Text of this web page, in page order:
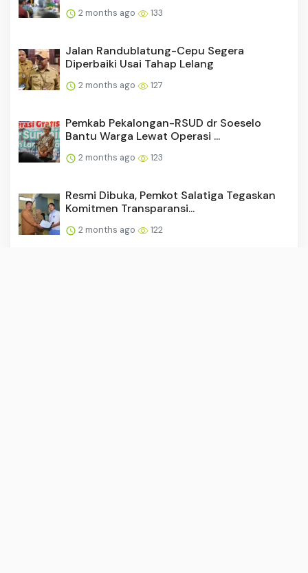
2 months ago 133
Jalan Randublatung-Cepu Segera
Diperbaiki Usai Tahap Lelang
2 months ago 127
Pemkab Pekalongan-RSUD dr Soeselo
Bantu Warga Lewat Operasi ...
2 months ago 123
Resmi Dibuka, Pemkot Salatiga Tegaskan
Komitmen Transparansi...
2 months ago 122